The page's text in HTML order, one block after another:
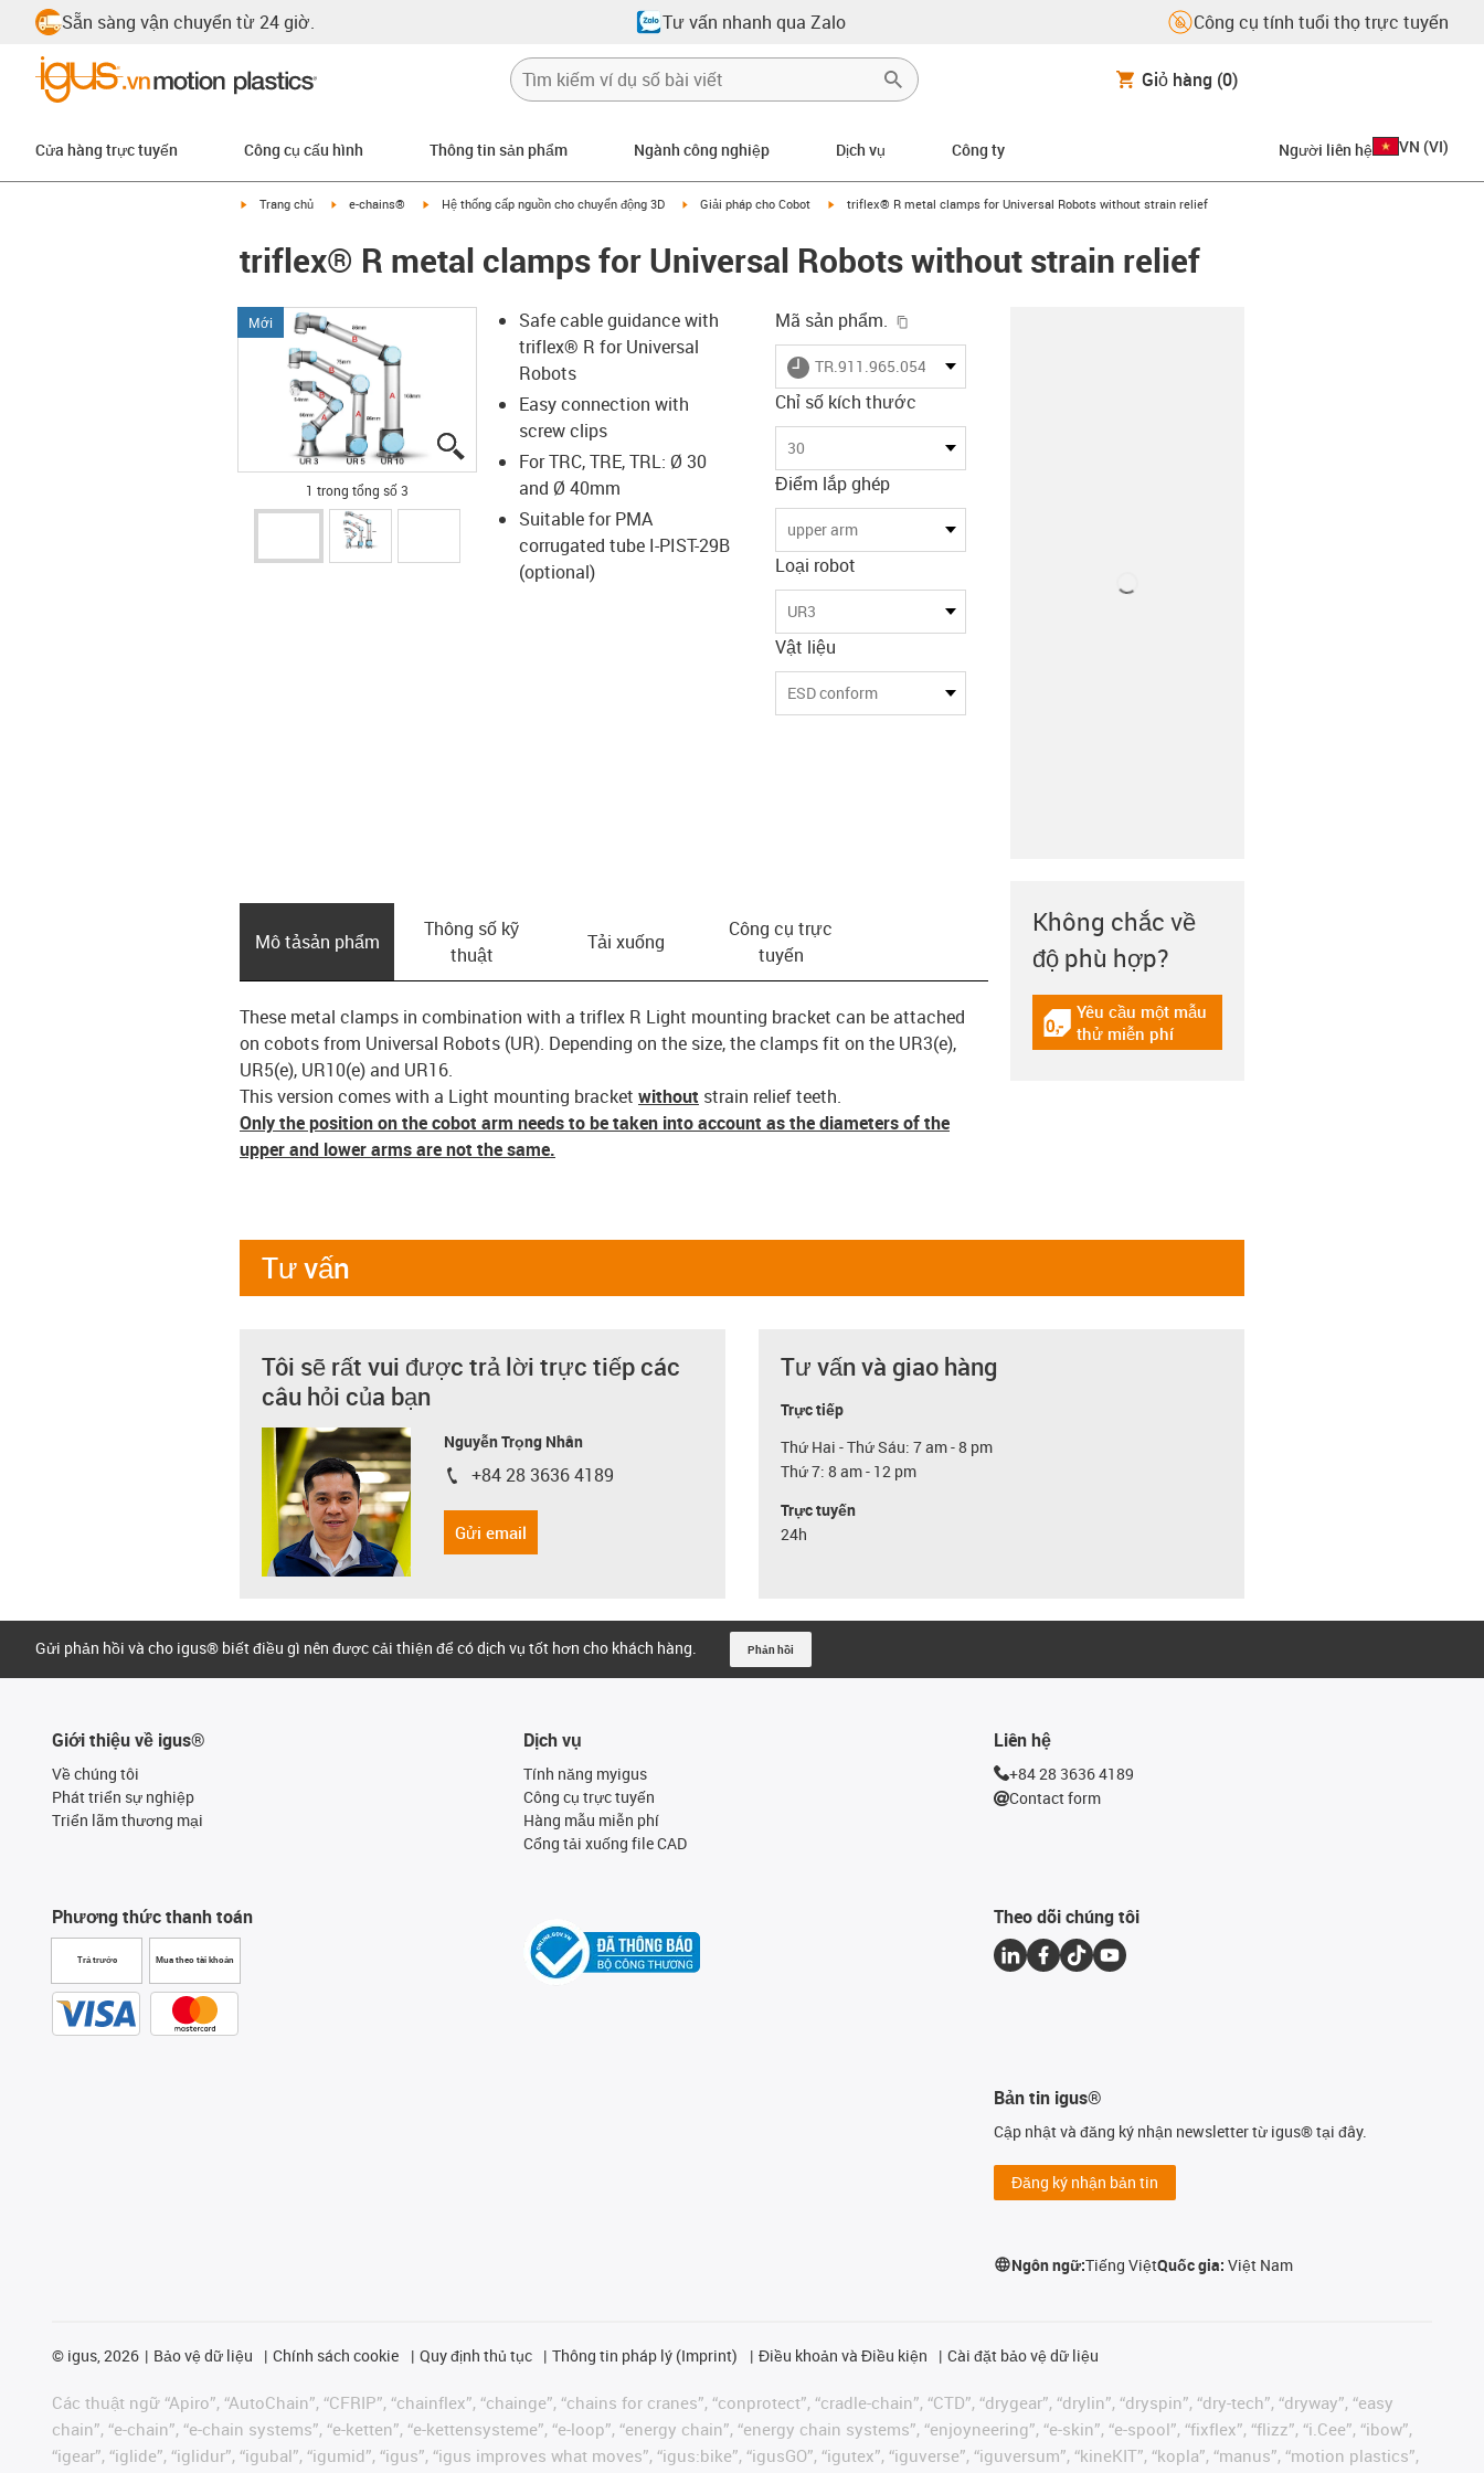
Sẵn sàng vận chuyển từ 24 giờ. Tư vấn nhanh qua Zalo Công cụ tính tuổi thọ trực tuyến
Giỏ hàng (0)
Cửa hàng trực tuyến Công cụ cấu hình Thông tin sản phẩm Ngành công nghiệp Dịch vụ Công ty Người liên hệ VN (VI)
igus-icon-arrow-right
Trang chủ igus-icon-arrow-right
e-chains® igus-icon-arrow-right
Hệ thống cấp nguồn cho chuyển động 3D igus-icon-arrow-right
Giải pháp cho Cobot igus-icon-arrow-right
triflex® R metal clamps for Universal Robots without strain relief
triflex® R metal clamps for Universal Robots without strain relief
Mới
igus-icon-lupe
igus-icon-lupe
igus-icon-lupe
1 trong tổng số 3
Safe cable guidance with
triflex® R for Universal
Robots
Easy connection with
screw clips
For TRC, TRE, TRL: Ø 30
and Ø 40mm
Suitable for PMA
corrugated tube I-PIST-29B
(optional)
Mã sản phẩm.
igus-icon-lieferzeit
TR.911.965.054.Z0.ESD
Chỉ số kích thước
30
Điểm lắp ghép
upper arm
Loại robot
UR3
Vật liệu
ESD conform
Mô tả­sản phẩm
Thông số kỹ
thuật
Tải xuống
Công cụ trực
tuyến
These metal clamps in combination with a triflex R Light mounting bracket can be attached
on cobots from Universal Robots (UR). Depending on the size, the clamps fit on the UR3(e),
UR5(e), UR10(e) and UR16.
This version comes with a Light mounting bracket without strain relief teeth.
Only the position on the cobot arm needs to be taken into account as the diameters of the
upper and lower arms are not the same.
Không chắc về
độ phù hợp?
igus-icon-gratismuster
Yêu cầu một mẫu
thử miễn phí
Tư vấn
Tôi sẽ rất vui được trả lời trực tiếp các
câu hỏi của bạn
Nguyễn Trọng Nhân
igus-icon-phone
+84 28 3636 4189
Gửi email
Tư vấn và giao hàng
Trực tiếp
Thứ Hai - Thứ Sáu: 7 am - 8 pm
Thứ 7: 8 am - 12 pm
Trực tuyến
24h
Gửi phản hồi và cho igus® biết điều gì nên được cải thiện để có dịch vụ tốt hơn cho khách hàng. Phản hồi
Giới thiệu về igus®
Về chúng tôi
Phát triển sự nghiệp
Triển lãm thương mại
Phương thức thanh toán
Trả trước Mua theo tài khoản
Dịch vụ
Tính năng myigus
Công cụ trực tuyến
Hàng mẫu miễn phí
Cổng tải xuống file CAD
Liên hệ
+84 28 3636 4189
Contact form
Theo dõi chúng tôi
Bản tin igus®
Cập nhật và đăng ký nhận newsletter từ igus® tại đây.
Đăng ký nhận bản tin
Ngôn ngữ:Tiếng ViệtQuốc gia:Việt Nam
© igus, 2026 Bảo vệ dữ liệu Chính sách cookie Quy định thủ tục Thông tin pháp lý (Imprint) Điều khoản và Điều kiện Cài đặt bảo vệ dữ liệu
Các thuật ngữ “Apiro”, “AutoChain”, “CFRIP”, “chainflex”, “chainge”, “chains for cranes”, “conprotect”, “cradle-chain”, “CTD”, “drygear”, “drylin”, “dryspin”, “dry-tech”, “dryway”, “easy
chain”, “e-chain”, “e-chain systems”, “e-ketten”, “e-kettensysteme”, “e-loop”, “energy chain”, “energy chain systems”, “enjoyneering”, “e-skin”, “e-spool”, “fixflex”, “flizz”, “i.Cee”, “ibow”,
“igear”, “iglide”, “iglidur”, “igubal”, “igumid”, “igus”, “igus improves what moves”, “igus:bike”, “igusGO”, “igutex”, “iguverse”, “iguversum”, “kineKIT”, “kopla”, “manus”, “motion plastics”,